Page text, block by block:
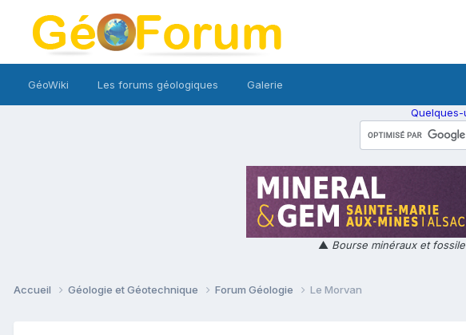
GéoWiki Les forums géologiques Galerie
▲ Bourse minéraux et
Accueil Géologie et Géotechnique Forum Géologie Le Morvan